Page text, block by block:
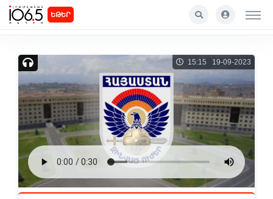
ԵԹԵՐ
15:15 19-09-2023